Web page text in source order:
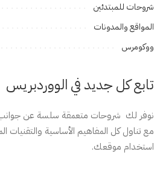
شروحات للمبتدئين
المواقع والمدونات
ووكومرس
تابع كل جديد في الووردبريس
نوفر لك شروحات متعمقة سلسة عن جوانب
مع تناول كل المفاهيم الأساسية والتقنيات
استخدام موقعك.